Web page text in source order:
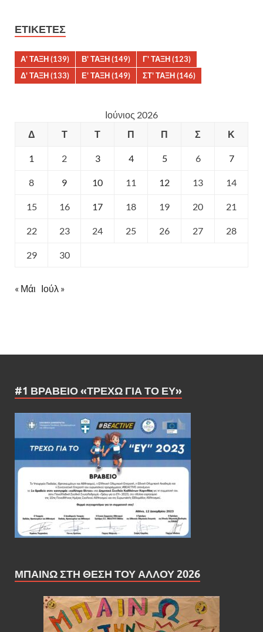
ΕΤΙΚΈΤΕΣ
Α' ΤΑΞΗ(139) Β' ΤΑΞΗ(149) Γ' ΤΑΞΗ(123)
Δ' ΤΑΞΗ(133) Ε' ΤΑΞΗ(149) ΣΤ' ΤΑΞΗ(146)
Ιούνιος 2026
Δ
Τ Τ Π Π Σ Κ
1 2 3 4 5 6 7
8 9 10 11 12 13 14
15 16 17 18 19 20 21
22 23 24 25 26 27 28
29 30
« Μάι Ιούλ »
#1 ΒΡΑΒΕΊΟ «ΤΡΈΧΩ ΓΙΑ ΤΟ ΕΥ»
ΜΠΑΊΝΩ ΣΤΗ ΘΈΣΗ ΤΟΥ ΆΛΛΟΥ 2026